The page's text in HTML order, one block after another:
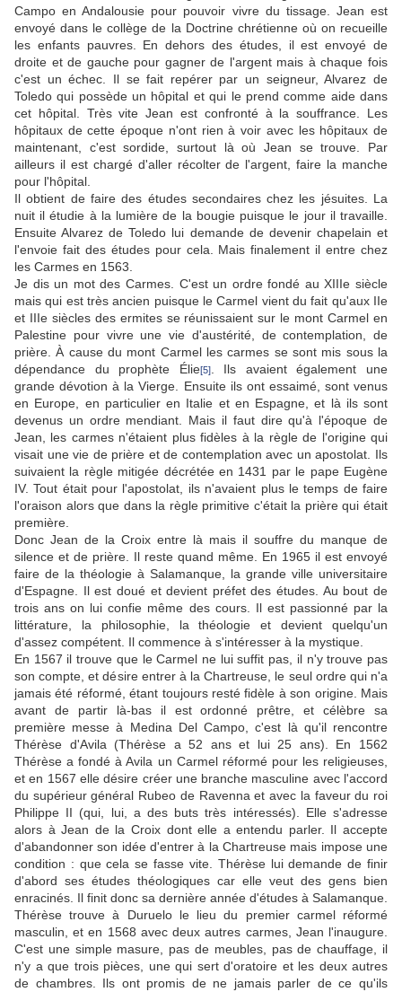
Campo en Andalousie pour pouvoir vivre du tissage. Jean est
envoyé dans le collège de la Doctrine chrétienne où on recueille
les enfants pauvres. En dehors des études, il est envoyé de
droite et de gauche pour gagner de l'argent mais à chaque fois
c'est un échec. Il se fait repérer par un seigneur, Alvarez de
Toledo qui possède un hôpital et qui le prend comme aide dans
cet hôpital. Très vite Jean est confronté à la souffrance. Les
hôpitaux de cette époque n'ont rien à voir avec les hôpitaux de
maintenant, c'est sordide, surtout là où Jean se trouve. Par
ailleurs il est chargé d'aller récolter de l'argent, faire la manche
pour l'hôpital.
Il obtient de faire des études secondaires chez les jésuites. La
nuit il étudie à la lumière de la bougie puisque le jour il travaille.
Ensuite Alvarez de Toledo lui demande de devenir chapelain et
l'envoie fait des études pour cela. Mais finalement il entre chez
les Carmes en 1563.
Je dis un mot des Carmes. C'est un ordre fondé au XIIIe siècle
mais qui est très ancien puisque le Carmel vient du fait qu'aux IIe
et IIIe siècles des ermites se réunissaient sur le mont Carmel en
Palestine pour vivre une vie d'austérité, de contemplation, de
prière. À cause du mont Carmel les carmes se sont mis sous la
dépendance du prophète Élie[5]. Ils avaient également une
grande dévotion à la Vierge. Ensuite ils ont essaimé, sont venus
en Europe, en particulier en Italie et en Espagne, et là ils sont
devenus un ordre mendiant. Mais il faut dire qu'à l'époque de
Jean, les carmes n'étaient plus fidèles à la règle de l'origine qui
visait une vie de prière et de contemplation avec un apostolat. Ils
suivaient la règle mitigée décrétée en 1431 par le pape Eugène
IV. Tout était pour l'apostolat, ils n'avaient plus le temps de faire
l'oraison alors que dans la règle primitive c'était la prière qui était
première.
Donc Jean de la Croix entre là mais il souffre du manque de
silence et de prière. Il reste quand même. En 1965 il est envoyé
faire de la théologie à Salamanque, la grande ville universitaire
d'Espagne. Il est doué et devient préfet des études. Au bout de
trois ans on lui confie même des cours. Il est passionné par la
littérature, la philosophie, la théologie et devient quelqu'un
d'assez compétent. Il commence à s'intéresser à la mystique.
En 1567 il trouve que le Carmel ne lui suffit pas, il n'y trouve pas
son compte, et désire entrer à la Chartreuse, le seul ordre qui n'a
jamais été réformé, étant toujours resté fidèle à son origine. Mais
avant de partir là-bas il est ordonné prêtre, et célèbre sa
première messe à Medina Del Campo, c'est là qu'il rencontre
Thérèse d'Avila (Thérèse a 52 ans et lui 25 ans). En 1562
Thérèse a fondé à Avila un Carmel réformé pour les religieuses,
et en 1567 elle désire créer une branche masculine avec l'accord
du supérieur général Rubeo de Ravenna et avec la faveur du roi
Philippe II (qui, lui, a des buts très intéressés). Elle s'adresse
alors à Jean de la Croix dont elle a entendu parler. Il accepte
d'abandonner son idée d'entrer à la Chartreuse mais impose une
condition : que cela se fasse vite. Thérèse lui demande de finir
d'abord ses études théologiques car elle veut des gens bien
enracinés. Il finit donc sa dernière année d'études à Salamanque.
Thérèse trouve à Duruelo le lieu du premier carmel réformé
masculin, et en 1568 avec deux autres carmes, Jean l'inaugure.
C'est une simple masure, pas de meubles, pas de chauffage, il
n'y a que trois pièces, une qui sert d'oratoire et les deux autres
de chambres. Ils ont promis de ne jamais parler de ce qu'ils